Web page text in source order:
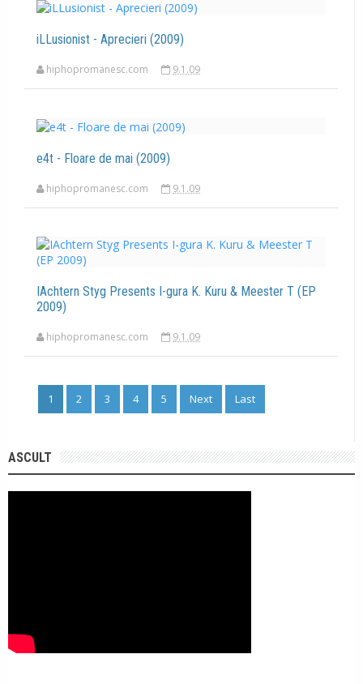
iLLusionist - Aprecieri (2009)
hiphopromanesc.com 9.1.09
e4t - Floare de mai (2009)
hiphopromanesc.com 9.1.09
IAchtern Styg Presents I-gura K. Kuru & Meester T (EP
2009)
hiphopromanesc.com 9.1.09
1 2 3 4 5 Next Last
ASCULT